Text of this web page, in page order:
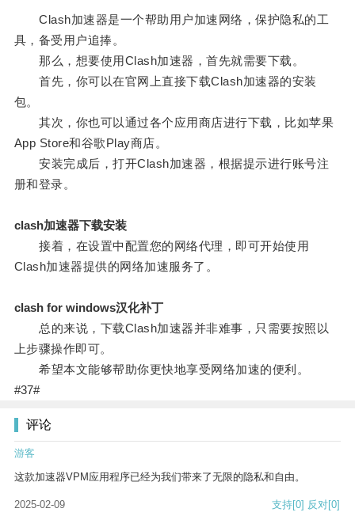
Clash加速器是一个帮助用户加速网络，保护隐私的工
具，备受用户追捧。
那么，想要使用Clash加速器，首先就需要下载。
首先，你可以在官网上直接下载Clash加速器的安装
包。
其次，你也可以通过各个应用商店进行下载，比如苹果
App Store和谷歌Play商店。
安装完成后，打开Clash加速器，根据提示进行账号注
册和登录。
clash加速器下载安装
接着，在设置中配置您的网络代理，即可开始使用
Clash加速器提供的网络加速服务了。
clash for windows汉化补丁
总的来说，下载Clash加速器并非难事，只需要按照以
上步骤操作即可。
希望本文能够帮助你更快地享受网络加速的便利。
#37#
评论
游客
这款加速器VPM应用程序已经为我们带来了无限的隐私和自由。
2025-02-09 支持[0] 反对[0]